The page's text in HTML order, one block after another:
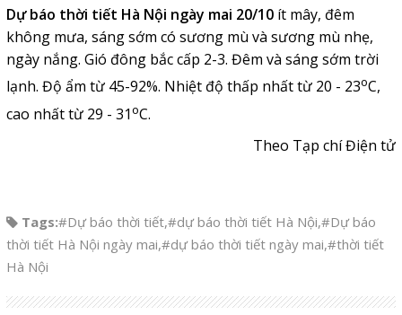
Dự báo thời tiết Hà Nội ngày mai 20/10ít mây, đêm
không mưa, sáng sớm có sương mù và sương mù nhẹ,
ngày nắng. Gió đông bắc cấp 2-3. Đêm và sáng sớm trời
lạnh. Độ ẩm từ 45-92%. Nhiệt độ thấp nhất từ 20 - 23oC,
cao nhất từ 29 - 31oC.
Theo Tạp chí Điện tử
Tags:#Dự báo thời tiết,#dự báo thời tiết Hà Nội,#Dự báo
thời tiết Hà Nội ngày mai,#dự báo thời tiết ngày mai,#thời tiết
Hà Nội